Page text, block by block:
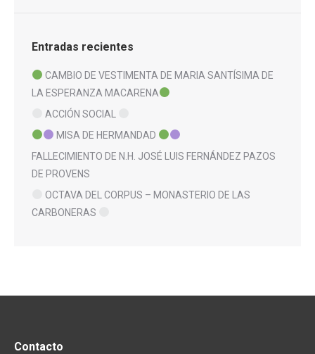
Entradas recientes
CAMBIO DE VESTIMENTA DE MARIA SANTÍSIMA DE
LA ESPERANZA MACARENA
ACCIÓN SOCIAL
MISA DE HERMANDAD
FALLECIMIENTO DE N.H. JOSÉ LUIS FERNÁNDEZ PAZOS
DE PROVENS
OCTAVA DEL CORPUS – MONASTERIO DE LAS
CARBONERAS
Contacto